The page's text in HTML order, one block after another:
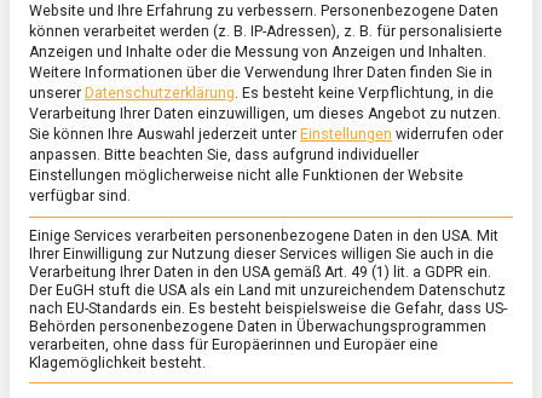
ERNÄHRUNG & GESUNDHEIT /FEATURED
Eierlikör 2.0 – dasselbe in „grün”
1. April 2022 Johannes
Eierlikör
Website und Ihre Erfahrung zu verbessern. Personenbezogene Daten
können verarbeitet werden (z. B. IP-Adressen), z. B. für personalisierte
Anzeigen und Inhalte oder die Messung von Anzeigen und Inhalten.
Weitere Informationen über die Verwendung Ihrer Daten finden Sie in
unserer Datenschutzerklärung. Es besteht keine Verpflichtung, in die
Verarbeitung Ihrer Daten einzuwilligen, um dieses Angebot zu nutzen.
Sie können Ihre Auswahl jederzeit unter Einstellungen widerrufen oder
anpassen. Bitte beachten Sie, dass aufgrund individueller
Einstellungen möglicherweise nicht alle Funktionen der Website
verfügbar sind.
Einige Services verarbeiten personenbezogene Daten in den USA. Mit
Ihrer Einwilligung zur Nutzung dieser Services willigen Sie auch in die
Verarbeitung Ihrer Daten in den USA gemäß Art. 49 (1) lit. a GDPR ein.
Der EuGH stuft die USA als ein Land mit unzureichendem Datenschutz
nach EU-Standards ein. Es besteht beispielsweise die Gefahr, dass US-
Behörden personenbezogene Daten in Überwachungsprogrammen
verarbeiten, ohne dass für Europäerinnen und Europäer eine
Klagemöglichkeit besteht.